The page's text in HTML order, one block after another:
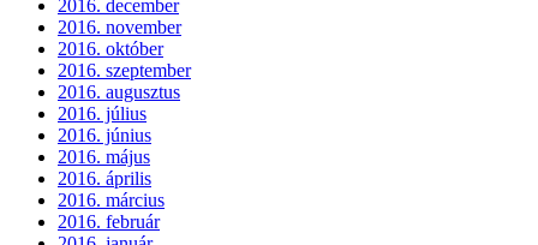
2016. december
2016. november
2016. október
2016. szeptember
2016. augusztus
2016. július
2016. június
2016. május
2016. április
2016. március
2016. február